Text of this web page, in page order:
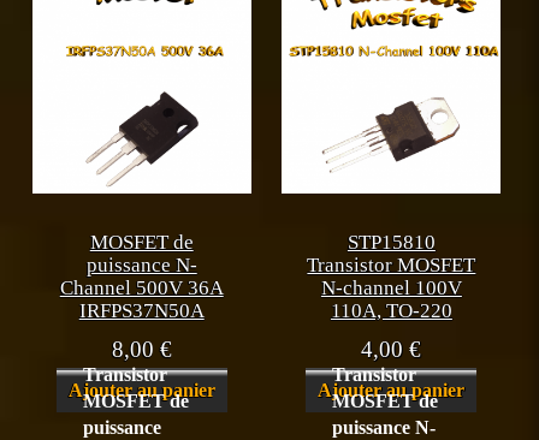
MOSFET de
puissance N-
Channel 500V 36A
IRFPS37N50A
8,00 €
Ajouter au panier
Transistor
MOSFET de
puissance
STP15810
Transistor MOSFET
N-channel 100V
110A, TO-220
4,00€
Ajouter au panier
Transistor
MOSFET de
puissance N-